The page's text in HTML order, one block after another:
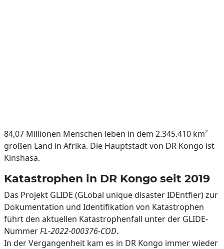
84,07 Millionen Menschen leben in dem 2.345.410 km²
großen Land in Afrika. Die Hauptstadt von DR Kongo ist
Kinshasa.
Katastrophen in DR Kongo seit 2019
Das Projekt GLIDE (GLobal unique disaster IDEntfier) zur
Dokumentation und Identifikation von Katastrophen
führt den aktuellen Katastrophenfall unter der GLIDE-
NummerFL-2022-000376-COD.
In der Vergangenheit kam es in DR Kongo immer wieder